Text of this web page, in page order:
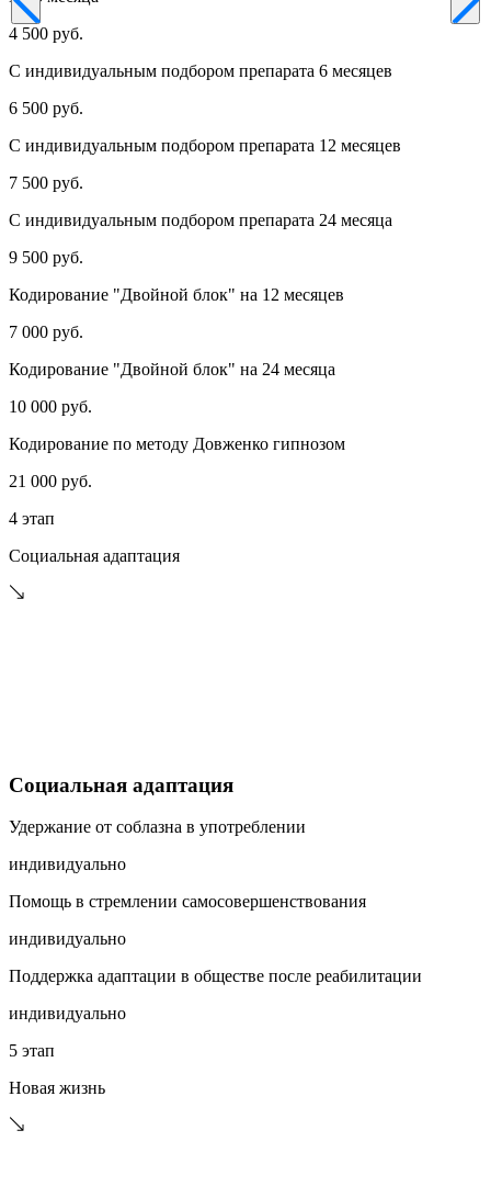
4 500 руб.
С индивидуальным подбором препарата 6 месяцев
6 500 руб.
С индивидуальным подбором препарата 12 месяцев
7 500 руб.
С индивидуальным подбором препарата 24 месяца
9 500 руб.
Кодирование "Двойной блок" на 12 месяцев
7 000 руб.
Кодирование "Двойной блок" на 24 месяца
10 000 руб.
Кодирование по методу Довженко гипнозом
21 000 руб.
4 этап
Социальная адаптация
Социальная адаптация
Удержание от соблазна в употреблении
индивидуально
Помощь в стремлении самосовершенствования
индивидуально
Поддержка адаптации в обществе после реабилитации
индивидуально
5 этап
Новая жизнь